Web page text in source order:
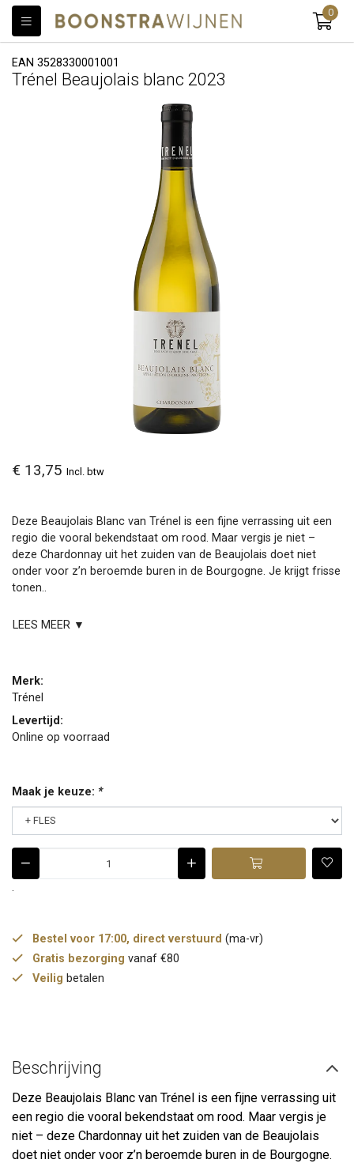
0
EAN 3528330001001
Trénel Beaujolais blanc 2023
€ 13,75 Incl. btw
Deze Beaujolais Blanc van Trénel is een fijne verrassing uit een
regio die vooral bekendstaat om rood. Maar vergis je niet –
deze Chardonnay uit het zuiden van de Beaujolais doet niet
onder voor z’n beroemde buren in de Bourgogne. Je krijgt frisse
tonen..
LEES MEER ▼
Merk:
Trénel
Levertijd:
Online op voorraad
Maak je keuze: *
.
Bestel voor 17:00, direct verstuurd (ma-vr)
Gratis bezorging vanaf €80
Veilig betalen
Beschrijving
Deze Beaujolais Blanc van Trénel is een fijne verrassing uit
een regio die vooral bekendstaat om rood. Maar vergis je
niet – deze Chardonnay uit het zuiden van de Beaujolais
doet niet onder voor z’n beroemde buren in de Bourgogne.